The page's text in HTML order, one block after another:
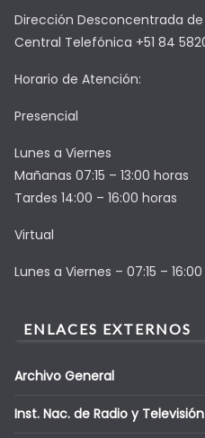
Dirección Desconcentrada
Central Telefónica +51 84
Horario de Atención:
Presencial
Lunes a Viernes
Mañanas 07:15 – 13:00 horas
Tardes 14:00 – 16:00 horas
Virtual
Lunes a Viernes – 07:15 –
ENLACES EXTERNOS
Archivo General
Inst. Nac. de Radio y Televisión